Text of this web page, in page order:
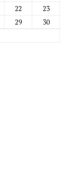
22
23
29
30